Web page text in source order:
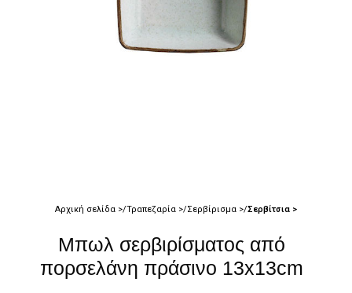
Αρχική σελίδα Τραπεζαρία Σερβίρισμα Σερβίτσια
Μπωλ σερβιρίσματος από
πορσελάνη πράσινο 13x13cm